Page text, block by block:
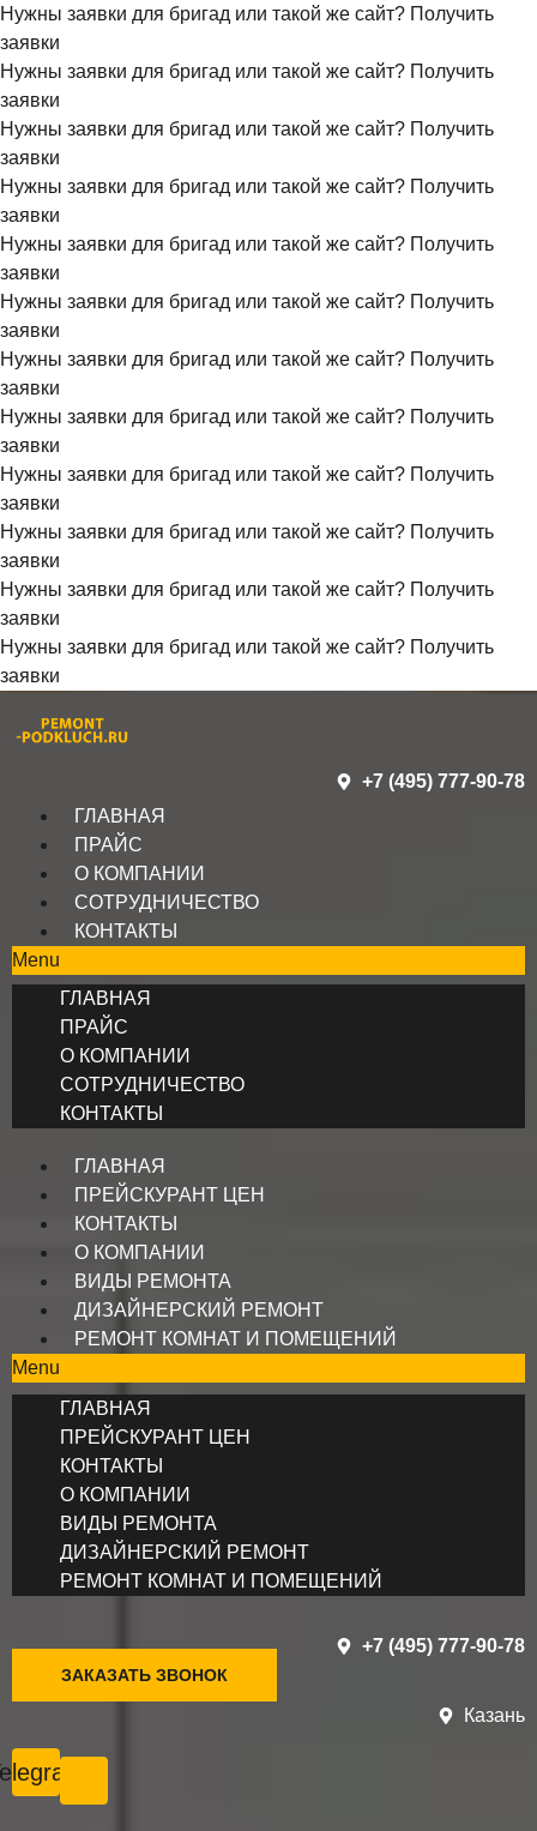
Нужны заявки для бригад или такой же сайт? Получить
заявки
Нужны заявки для бригад или такой же сайт? Получить
заявки
Нужны заявки для бригад или такой же сайт? Получить
заявки
Нужны заявки для бригад или такой же сайт? Получить
заявки
Нужны заявки для бригад или такой же сайт? Получить
заявки
Нужны заявки для бригад или такой же сайт? Получить
заявки
Нужны заявки для бригад или такой же сайт? Получить
заявки
Нужны заявки для бригад или такой же сайт? Получить
заявки
Нужны заявки для бригад или такой же сайт? Получить
заявки
Нужны заявки для бригад или такой же сайт? Получить
заявки
Нужны заявки для бригад или такой же сайт? Получить
заявки
Нужны заявки для бригад или такой же сайт? Получить
заявки
+7 (495) 777-90-78
ГЛАВНАЯ
ПРАЙС
О КОМПАНИИ
СОТРУДНИЧЕСТВО
КОНТАКТЫ
Menu
ГЛАВНАЯ
ПРАЙС
О КОМПАНИИ
СОТРУДНИЧЕСТВО
КОНТАКТЫ
ГЛАВНАЯ
ПРЕЙСКУРАНТ ЦЕН
КОНТАКТЫ
О КОМПАНИИ
ВИДЫ РЕМОНТА
ДИЗАЙНЕРСКИЙ РЕМОНТ
РЕМОНТ КОМНАТ И ПОМЕЩЕНИЙ
Menu
ГЛАВНАЯ
ПРЕЙСКУРАНТ ЦЕН
КОНТАКТЫ
О КОМПАНИИ
ВИДЫ РЕМОНТА
ДИЗАЙНЕРСКИЙ РЕМОНТ
РЕМОНТ КОМНАТ И ПОМЕЩЕНИЙ
+7 (495) 777-90-78
ЗАКАЗАТЬ ЗВОНОК
Казань